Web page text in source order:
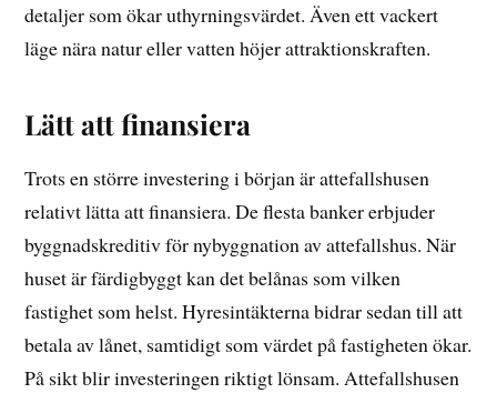
detaljer som ökar uthyrningsvärdet. Även ett vackert
läge nära natur eller vatten höjer attraktionskraften.
Lätt att finansiera
Trots en större investering i början är attefallshusen
relativt lätta att finansiera. De flesta banker erbjuder
byggnadskreditiv för nybyggnation av attefallshus. När
huset är färdigbyggt kan det belånas som vilken
fastighet som helst. Hyresintäkterna bidrar sedan till att
betala av lånet, samtidigt som värdet på fastigheten ökar.
På sikt blir investeringen riktigt lönsam. Attefallshusen